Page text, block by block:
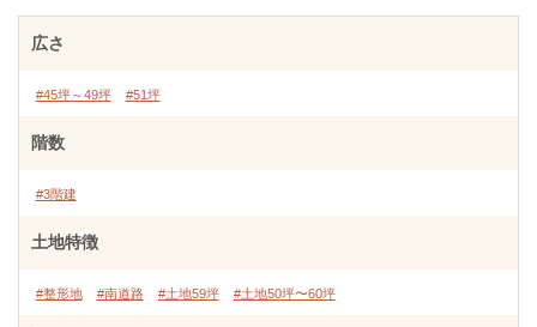
広さ
#45坪～49坪 #51坪
階数
#3階建
土地特徴
#整形地 #南道路 #土地59坪 #土地50坪〜60坪